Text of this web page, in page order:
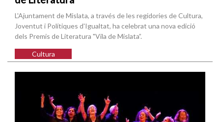
L'Ajuntament de Mislata, a través de les regidories de Cultura,
Joventut i Polítiques d'Igualtat, ha celebrat una nova edició
dels Premis de Literatura "Vila de Mislata”.
Cultura